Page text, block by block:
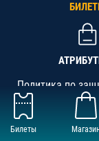
Билеты
Политика по
АНО «СК